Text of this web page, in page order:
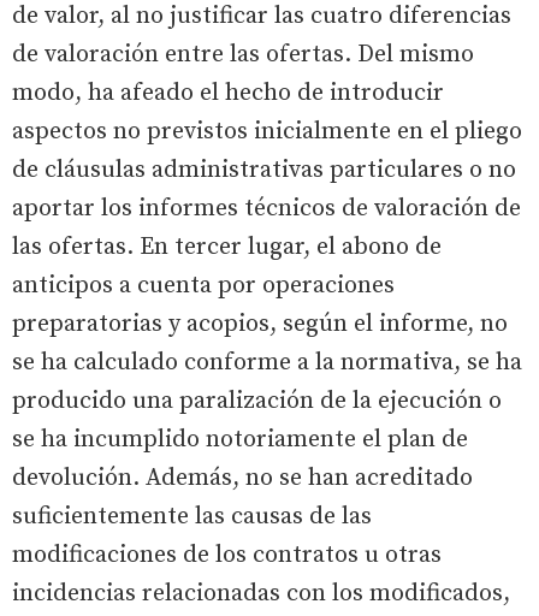
de valor, al no justificar las cuatro diferencias
de valoración entre las ofertas. Del mismo
modo, ha afeado el hecho de introducir
aspectos no previstos inicialmente en el pliego
de cláusulas administrativas particulares o no
aportar los informes técnicos de valoración de
las ofertas. En tercer lugar, el abono de
anticipos a cuenta por operaciones
preparatorias y acopios, según el informe, no
se ha calculado conforme a la normativa, se ha
producido una paralización de la ejecución o
se ha incumplido notoriamente el plan de
devolución. Además, no se han acreditado
suficientemente las causas de las
modificaciones de los contratos u otras
incidencias relacionadas con los modificados,